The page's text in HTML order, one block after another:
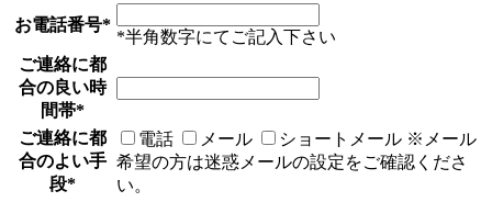
お電話番号*
*半角数字にてご記入下さい
ご連絡に都
合の良い時
間帯*
ご連絡に都
合のよい手
段*
電話 メール ショートメール ※メール
希望の方は迷惑メールの設定をご確認くださ
い。